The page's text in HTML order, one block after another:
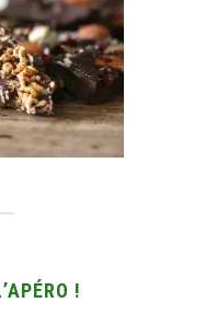
!